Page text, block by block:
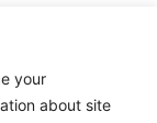
your
about site